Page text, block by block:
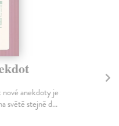
anekdoty je
světě stejně d...